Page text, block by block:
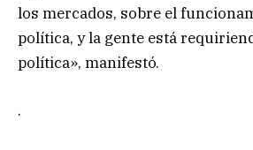
los mercados, sobre el
política, y la gente está
política», manifestó.
.